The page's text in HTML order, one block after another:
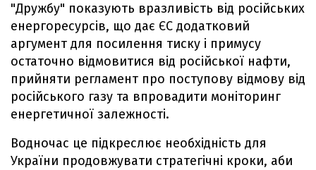
"Дружбу" показують вразливість від російських
енергоресурсів, що дає ЄС додатковий
аргумент для посилення тиску і примусу
остаточно відмовитися від російської нафти,
прийняти регламент про поступову відмову від
російського газу та впровадити моніторинг
енергетичної залежності.
Водночас це підкреслює необхідність для
України продовжувати стратегічні кроки, аби